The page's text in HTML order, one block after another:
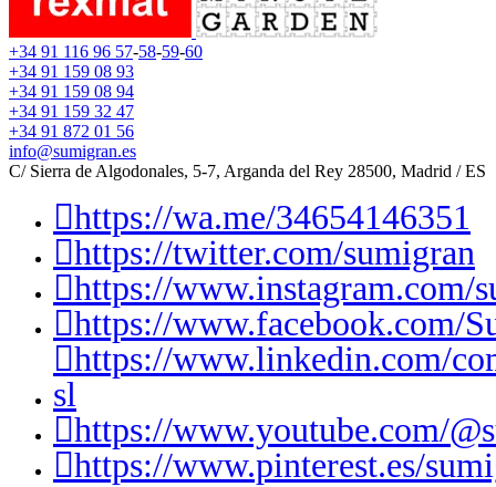
+34 91 116 96 57-58-59-60
+34 91 159 08 93
+34 91 159 08 94
+34 91 159 32 47
+34 91 872 01 56
info@sumigran.es
C/ Sierra de Algodonales, 5-7, Arganda del Rey 28500, Madrid / ES
https://wa.me/34654146351
https://twitter.com/sumigran
https://www.instagram.com/
https://www.facebook.com/
https://www.linkedin.com/
sl
https://www.youtube.com/
https://www.pinterest.es/